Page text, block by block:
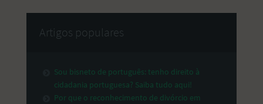
Artigos populares
Sou bisneto de português: tenho direito à
cidadania portuguesa? Saiba tudo aqui!
Por que o reconhecimento de divórcio em